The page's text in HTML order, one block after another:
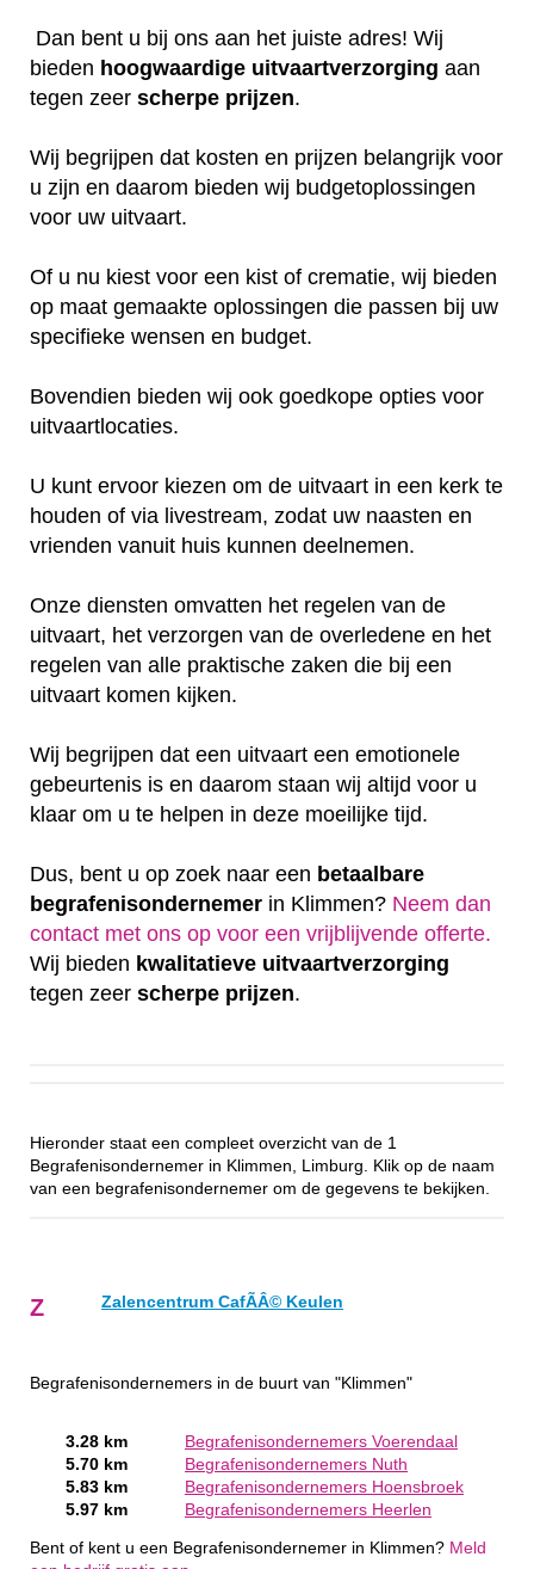
Dan bent u bij ons aan het juiste adres! Wij
bieden hoogwaardige uitvaartverzorging aan
tegen zeer scherpe prijzen.
Wij begrijpen dat kosten en prijzen belangrijk voor
u zijn en daarom bieden wij budgetoplossingen
voor uw uitvaart.
Of u nu kiest voor een kist of crematie, wij bieden
op maat gemaakte oplossingen die passen bij uw
specifieke wensen en budget.
Bovendien bieden wij ook goedkope opties voor
uitvaartlocaties.
U kunt ervoor kiezen om de uitvaart in een kerk te
houden of via livestream, zodat uw naasten en
vrienden vanuit huis kunnen deelnemen.
Onze diensten omvatten het regelen van de
uitvaart, het verzorgen van de overledene en het
regelen van alle praktische zaken die bij een
uitvaart komen kijken.
Wij begrijpen dat een uitvaart een emotionele
gebeurtenis is en daarom staan wij altijd voor u
klaar om u te helpen in deze moeilijke tijd.
Dus, bent u op zoek naar een betaalbare
begrafenisondernemer in Klimmen? Neem dan
contact met ons op voor een vrijblijvende offerte‎.
Wij bieden kwalitatieve uitvaartverzorging
tegen zeer scherpe prijzen.
Hieronder staat een compleet overzicht van de 1
Begrafenisondernemer in Klimmen, Limburg. Klik op de naam
van een begrafenisondernemer om de gegevens te bekijken.
Z Zalencentrum CafÃÂ© Keulen
Begrafenisondernemers in de buurt van "Klimmen"
3.28 km
Begrafenisondernemers Voerendaal
5.70 km
Begrafenisondernemers Nuth
5.83 km
Begrafenisondernemers Hoensbroek
5.97 km
Begrafenisondernemers Heerlen
Bent of kent u een Begrafenisondernemer in Klimmen? Meld